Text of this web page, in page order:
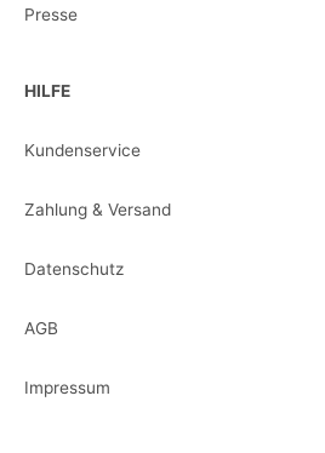
Presse
HILFE
Kundenservice
Zahlung & Versand
Datenschutz
AGB
Impressum